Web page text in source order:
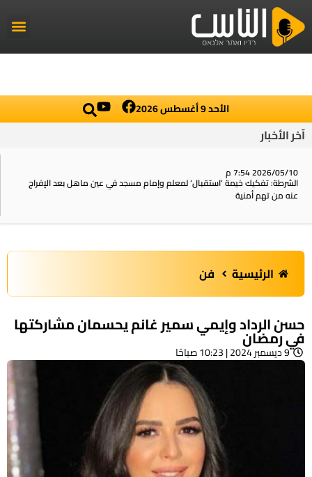
الأحد 9 أغسطس 2026
آخر الأخبار
2026/05/10 7:54 م
الشرطة: تفكيك خيمة ‘استقبال‘ لمعلم وإمام مسجد في عين ماهل بعد الإفراج
عنه من تهم أمنية
الرئيسية فن
حسن الرداد وإيمي سمير غانم يحسمان مشاركتها
في رمضان
9 ديسمبر 2024 | 10:23 صباحًا